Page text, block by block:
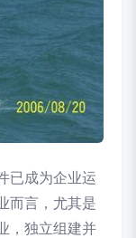
已成为企业运
而言，尤其是
，独立组建并